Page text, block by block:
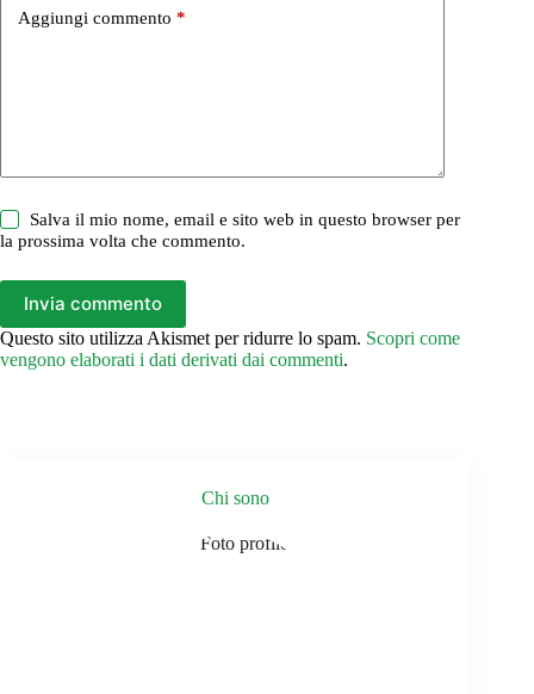
Aggiungi commento *
Salva il mio nome, email e sito web in questo browser per
la prossima volta che commento.
Invia commento
Questo sito utilizza Akismet per ridurre lo spam. Scopri come
vengono elaborati i dati derivati dai commenti.
Chi sono